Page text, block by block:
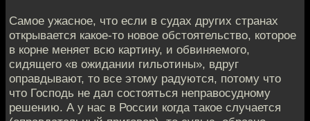
Самое ужасное, что если в судах других странах
открывается какое-то новое обстоятельство, которое
в корне меняет всю картину, и обвиняемого,
сидящего «в ожидании гильотины», вдруг
оправдывают, то все этому радуются, потому что
что Господь не дал состояться неправосудному
решению. А у нас в России когда такое случается